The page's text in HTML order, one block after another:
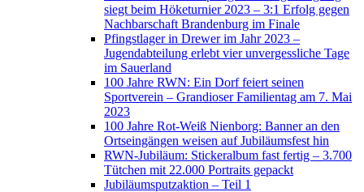
siegt beim Höketurnier 2023 – 3:1 Erfolg gegen
Nachbarschaft Brandenburg im Finale
Pfingstlager in Drewer im Jahr 2023 –
Jugendabteilung erlebt vier unvergessliche Tage
im Sauerland
100 Jahre RWN: Ein Dorf feiert seinen
Sportverein – Grandioser Familientag am 7. Mai
2023
100 Jahre Rot-Weiß Nienborg: Banner an den
Ortseingängen weisen auf Jubiläumsfest hin
RWN-Jubiläum: Stickeralbum fast fertig – 3.700
Tütchen mit 22.000 Portraits gepackt
Jubiläumsputzaktion – Teil 1